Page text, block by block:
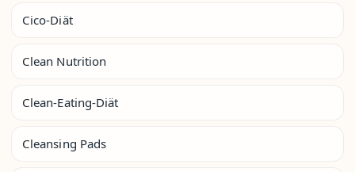
Cico-Diät
Clean Nutrition
Clean-Eating-Diät
Cleansing Pads